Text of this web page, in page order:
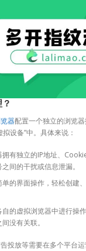
器配置一个独立的浏览
设备”中。具体来说：
有独立的IP地址、
间的干扰或信息泄漏。
单的界面操作，轻松创建
的虚拟浏览器中进行操
没有关联。
投放等需要在多个平台